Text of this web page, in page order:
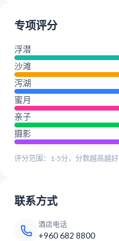
专项评分
浮潜
沙滩
泻湖
蜜月
亲子
摄影
评分范围：1-5分，分数越高越好
联系方式
酒店电话
+960 682 8800